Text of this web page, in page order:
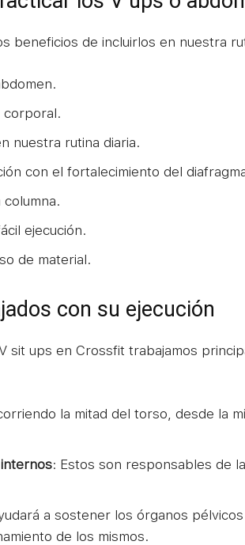
beneficios de incluirlos en nuestra
corporal.
nuestra rutina diaria.
con el fortalecimiento del
ejecución.
de material.
con su ejecución
sit ups en Crossfit trabajamos
la mitad del torso, desde la
: Estos son responsables de
a sostener los órganos
de los mismos.